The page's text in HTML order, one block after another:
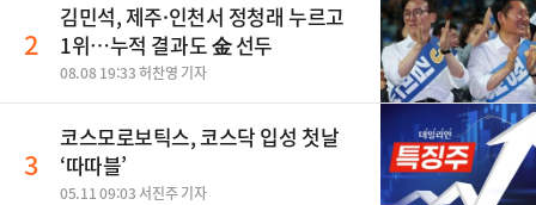
2
김민석, 제주·인천서 정청래 누르고
1위…누적 결과도 金 선두
08.08 19:33 허찬영 기자
3
코스모로보틱스, 코스닥 입성 첫날
‘따따블’
05.11 09:03 서진주 기자